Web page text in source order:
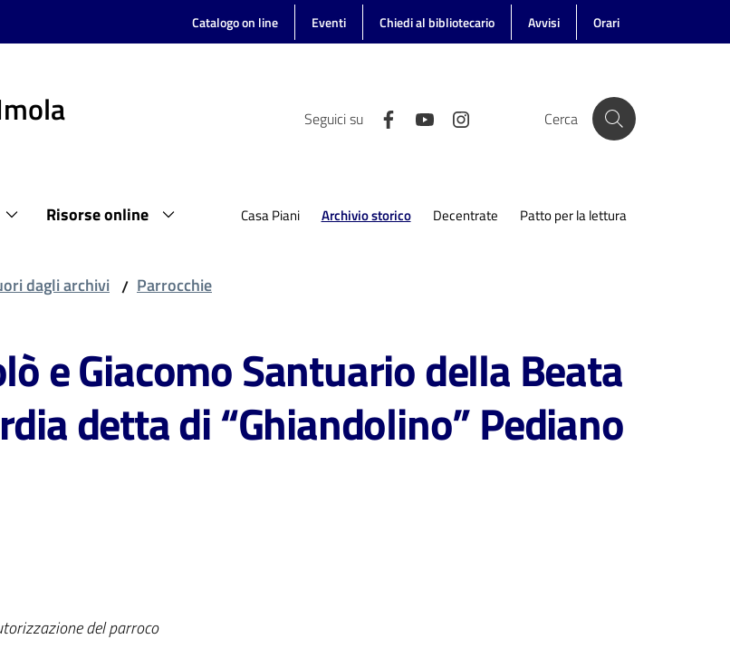
Catalogo on line Eventi Chiedi al bibliotecario Avvisi Orari
Seguici su Cerca
Risorse online Casa Piani Archivio storico
Menu selezionato Decentrate Patto per la lettura
dagli archivi / Parrocchie
e Giacomo Santuario della Beata
detta di “Ghiandolino” Pediano
del parroco